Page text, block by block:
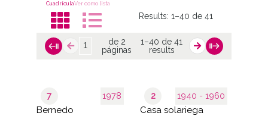
CuadrículaVer como lista
Results: 1–40 de 41
de 2
páginas
1–40 de 41
results
1978
7
Bernedo
1940 - 1960
2
Casa solariega